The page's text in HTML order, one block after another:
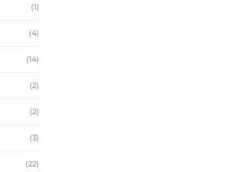
(1)
(4)
(14)
(2)
(2)
(3)
(22)